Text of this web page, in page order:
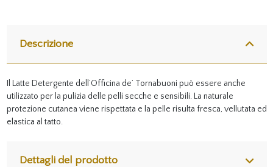
Descrizione
Il Latte Detergente dell’Officina de’ Tornabuoni può essere anche
utilizzato per la pulizia delle pelli secche e sensibili. La naturale
protezione cutanea viene rispettata e la pelle risulta fresca, vellutata ed
elastica al tatto.
Dettagli del prodotto